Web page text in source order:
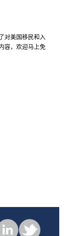
对美国移民和入
容，欢迎马上免